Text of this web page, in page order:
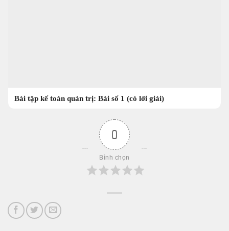
Bài tập kế toán quản trị: Bài số 1 (có lời giải)
0
Bình chọn